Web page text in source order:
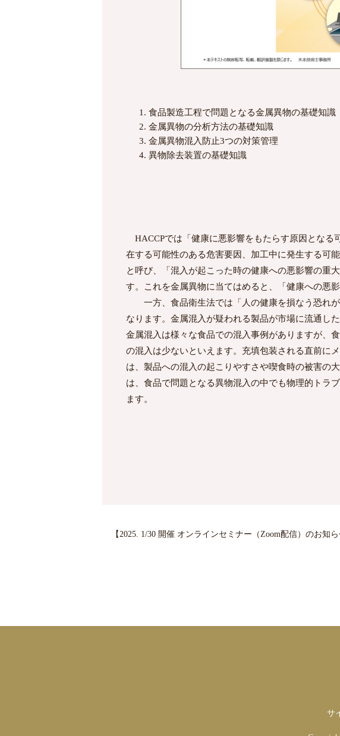
食品製造工程で問題となる金属異物の基礎知識
金属異物の分析方法の基礎知識
金属異物混入防止3つの対策管理
異物除去装置の基礎知識
HACCPでは「健康に悪影響をもたらす原因となる
在する可能性のある危害要因、加工中に発生する可
と呼び、「混入が起こった時の健康への悪影響の重
す。これを金属異物に当てはめると、「健康への悪
一方、食品衛生法では「人の健康を損なう恐れが
なります。金属混入が疑われる製品が市場に流通し
金属混入は様々な食品での混入事例がありますが、
の混入は少ないといえます。充填包装される直前に
は、製品への混入の起こりやすさや喫食時の被害の
は、食品で問題となる異物混入の中でも物理的トラ
ます。
【2025. 1/30 開催 オンラインセミナー（Zoom配信）のお知ら
サ